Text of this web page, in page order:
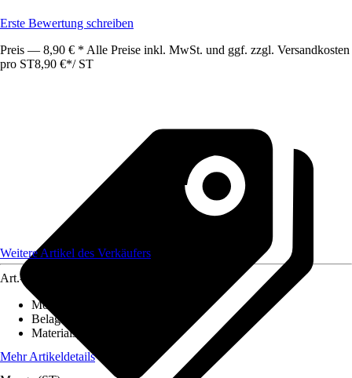
Erste Bewertung schreiben
Preis — 8,90 € * Alle Preise inkl. MwSt. und ggf. zzgl. Versandkosten
pro ST8,90 €*/ ST
Weitere Artikel des Verkäufers
Art.-Nr.
Montageart
Belagstärke
Materialspezifizierung
Mehr Artikeldetails